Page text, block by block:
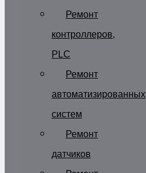
Ремонт
контроллеров,
PLC
Ремонт
автоматизированных
систем
Ремонт
датчиков